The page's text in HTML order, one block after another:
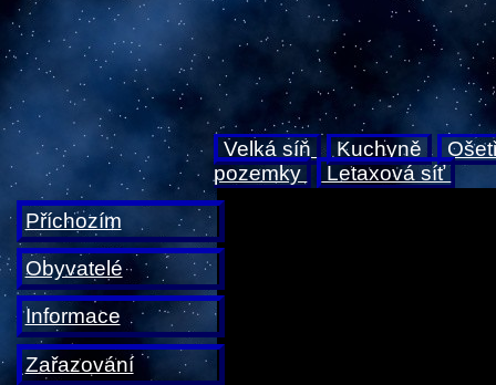
Velká síň Kuchyně
pozemky
Letaxová síť
Příchozím
Obyvatelé
Informace
Zařazování